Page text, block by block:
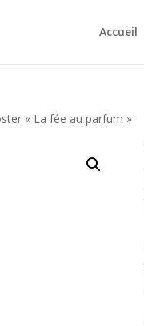
Accueil
« La fée au parfum »